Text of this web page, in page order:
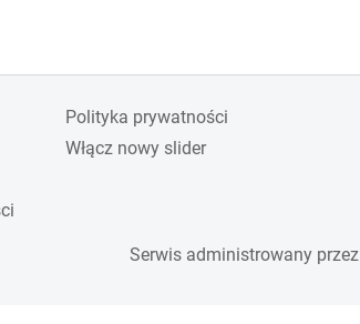
Polityka prywatności
Włącz nowy slider
Serwis administrowany przez